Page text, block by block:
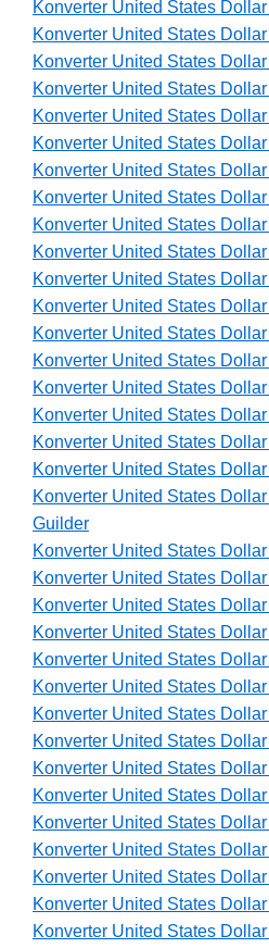
Konverter United States
Konverter United States
Konverter United States
Konverter United States
Konverter United States
Konverter United States
Konverter United States
Konverter United States
Konverter United States
Konverter United States
Konverter United States
Konverter United States
Konverter United States
Konverter United States
Konverter United States
Konverter United States
Konverter United States
Konverter United States
Konverter United States
Guilder
Konverter United States
Konverter United States
Konverter United States
Konverter United States
Konverter United States
Konverter United States
Konverter United States
Konverter United States
Konverter United States
Konverter United States
Konverter United States
Konverter United States
Konverter United States
Konverter United States
Konverter United States Dollar